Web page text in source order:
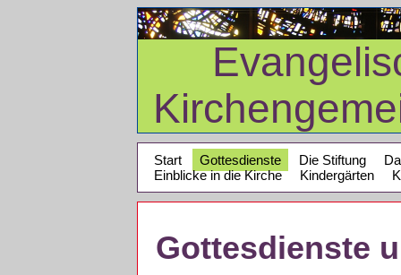
Start Gottesdienste Die Stiftung
Einblicke in die Kirche
Kindergärten
Gottesdienste